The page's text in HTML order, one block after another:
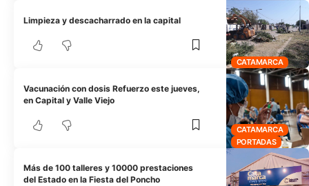
CATAMARCA
Limpieza y descacharrado en la capital
CATAMARCA
PORTADAS
Vacunación con dosis Refuerzo este jueves,
en Capital y Valle Viejo
Más de 100 talleres y 10000 prestaciones
del Estado en la Fiesta del Poncho